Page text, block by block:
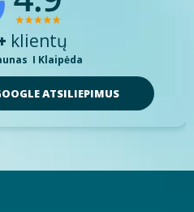
klientų
I Klaipėda
ATSILIEPIMUS